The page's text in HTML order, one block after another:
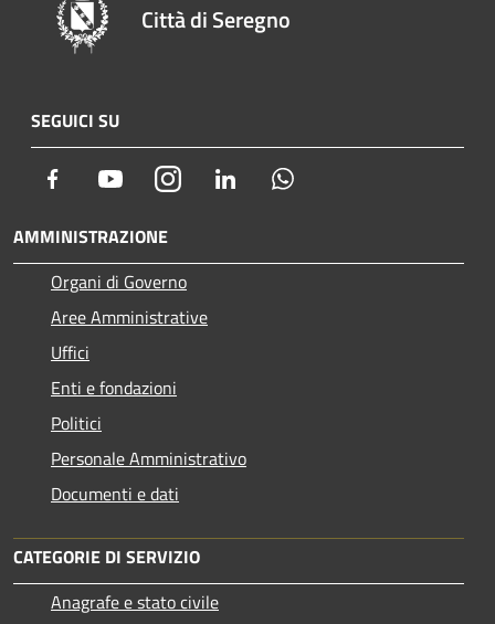
Città di Seregno
SEGUICI SU
Facebook YoutubeInstagram LinkedIn
AMMINISTRAZIONE
Organi di Governo
Aree Amministrative
Uffici
Enti e fondazioni
Politici
Personale Amministrativo
Documenti e dati
CATEGORIE DI SERVIZIO
Anagrafe e stato civile